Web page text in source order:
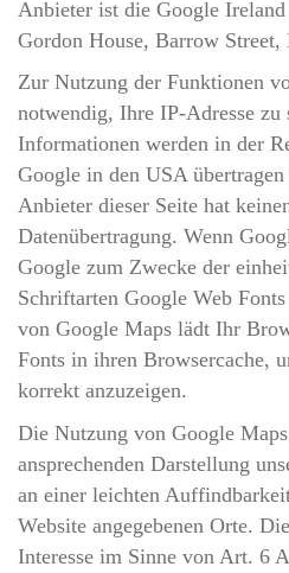
Anbieter ist die Google
Gordon House, Barrow
Zur Nutzung der Funktionen
notwendig, Ihre IP-Adresse zu
Informationen werden in der
Google in den USA
Anbieter dieser Seite hat
Datenübertragung. Wenn
Google zum Zwecke der
Schriftarten Google Web
von Google Maps lädt Ihr
Fonts in ihren Browsercache,
korrekt anzuzeigen.
Die Nutzung von Google
ansprechenden Darstellung
an einer leichten
Website angegebenen Orte.
Interesse im Sinne von Art. 6